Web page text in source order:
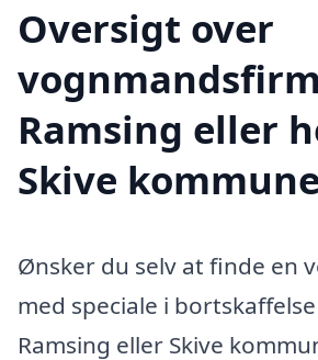
Oversigt over
Ramsing eller
Skive kommune
Ønsker du selv at finde en
med speciale i
Ramsing eller Skive